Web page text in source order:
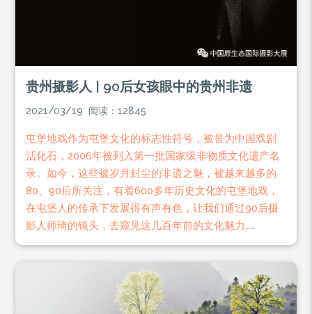
贵州摄影人 | 90后女孩眼中的贵州非遗
2021/03/19 阅读：12845
屯堡地戏作为屯堡文化的标志性符号，被誉为中国戏剧
活化石，2006年被列入第一批国家级非物质文化遗产名
录。如今，这些被岁月封尘的非遗之魅，被越来越多的
80、90后所关注，有着600多年历史文化的屯堡地戏，
在屯堡人的传承下发展得有声有色，让我们通过90后摄
影人师琦的镜头，去窥见这几百年前的文化魅力……